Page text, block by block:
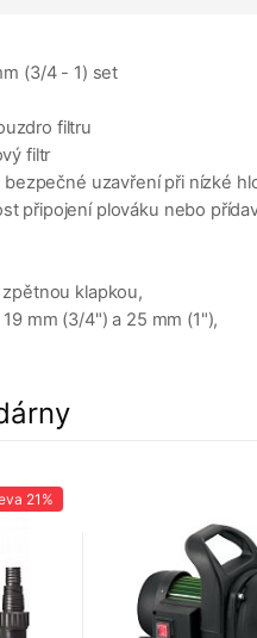
(3/4 - 1) set
filtru
filtr
uzavření při nízké
připojení plováku nebo
zpětnou klapkou,
mm (3/4") a 25 mm (1"),
21%